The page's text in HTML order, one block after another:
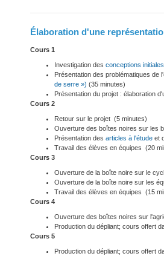
Élaboration d'une
Cours 1
Investigation des conceptions initiales
Présentation des problématiques
de serre ») (35 minutes)
Présentation du projet : élaboration
Cours 2
Retour sur le projet (5 minutes)
Ouverture des boîtes noires sur les
Présentation des articles à l'étude et
Travail des élèves en équipes (20
Cours 3
Ouverture de la boîte noire sur le
Ouverture de la boîte noire sur les
Travail des élèves en équipes (15
Cours 4
Ouverture des boîtes noires sur
Production du dépliant; cours offert
Cours 5
Production du dépliant; cours offert